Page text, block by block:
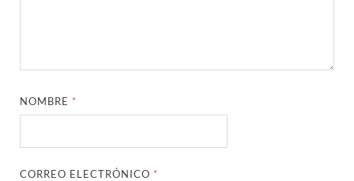
NOMBRE *
CORREO ELECTRÓNICO *